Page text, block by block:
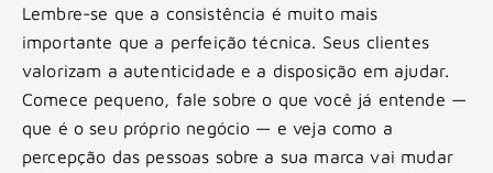
Lembre-se que a consistência é muito mais
importante que a perfeição técnica. Seus clientes
valorizam a autenticidade e a disposição em ajudar.
Comece pequeno, fale sobre o que você já entende —
que é o seu próprio negócio — e veja como a
percepção das pessoas sobre a sua marca vai mudar